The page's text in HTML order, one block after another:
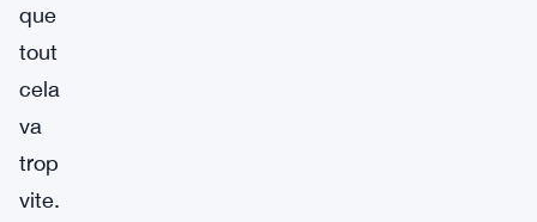
que
tout
cela
va
trop
vite.